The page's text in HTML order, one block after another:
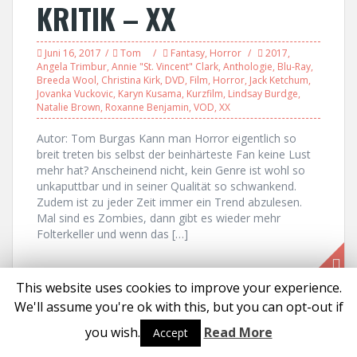
KRITIK – XX
Juni 16, 2017 Tom Fantasy, Horror 2017,
Angela Trimbur, Annie "St. Vincent" Clark, Anthologie, Blu-Ray,
Breeda Wool, Christina Kirk, DVD, Film, Horror, Jack Ketchum,
Jovanka Vuckovic, Karyn Kusama, Kurzfilm, Lindsay Burdge,
Natalie Brown, Roxanne Benjamin, VOD, XX
Autor: Tom Burgas Kann man Horror eigentlich so
breit treten bis selbst der beinhärteste Fan keine Lust
mehr hat? Anscheinend nicht, kein Genre ist wohl so
unkaputtbar und in seiner Qualität so schwankend.
Zudem ist zu jeder Zeit immer ein Trend abzulesen.
Mal sind es Zombies, dann gibt es wieder mehr
Folterkeller und wenn das […]
Proudly powered by WordPress |Theme:Solon by aThemes
This website uses cookies to improve your experience.
We'll assume you're ok with this, but you can opt-out if
you wish.
Accept Read More
Social media & sharing icons powered by